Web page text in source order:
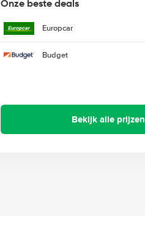
Onze beste deals
Europcar
Budget
Bekijk alle prijzen